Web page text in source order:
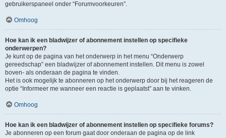
gebruikerspaneel onder “Forumvoorkeuren”.
Omhoog
Hoe kan ik een bladwijzer of abonnement instellen op specifieke
onderwerpen?
Je kunt op de pagina van het onderwerp in het menu “Onderwerp
gereedschap” een bladwijzer of abonnement instellen. Dit menu is zowel
boven- als onderaan de pagina te vinden.
Het is ook mogelijk te abonneren op het onderwerp door bij het reageren de
optie “Informeer me wanneer een reactie is geplaatst” aan te vinken.
Omhoog
Hoe kan ik een bladwijzer of abonnement instellen op specifieke forums?
Je abonneren op een forum gaat door onderaan de pagina op de link